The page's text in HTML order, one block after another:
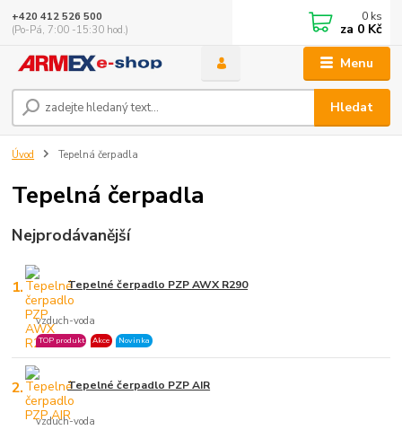
Menu
Hledat
+420 412 526 500
(Po-Pá, 7:00 -15:30 hod.)
0 ks
za 0 Kč
Úvod Tepelná čerpadla
Tepelná čerpadla
Nejprodávanější
1. Tepelné čerpadlo PZP AWX R290
vzduch-voda
TOP produkt Akce Novinka
2. Tepelné čerpadlo PZP AIR
vzduch-voda